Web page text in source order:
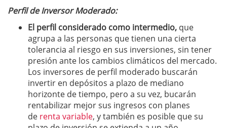
Perfil de Inversor Moderado:
El perfil considerado como intermedio, que
agrupa a las personas que tienen una cierta
tolerancia al riesgo en sus inversiones, sin tener
presión ante los cambios climáticos del mercado.
Los inversores de perfil moderado buscarán
invertir en depósitos a plazo de mediano
horizonte de tiempo, pero a su vez, bucarán
rentabilizar mejor sus ingresos con planes
de renta variable, y también es posible que su